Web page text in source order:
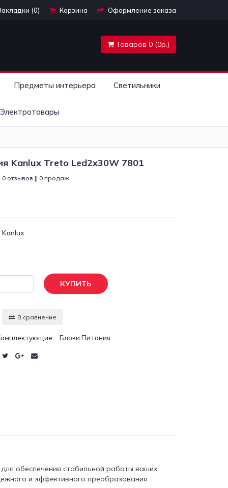
(0) Корзина Оформление заказа
Товаров 0 (0р.)
Предметы интерьера Светильники
Электротовары
Kanlux Treto Led2x30W 7801
0 отзывов || 0 продаж
Kanlux
КУПИТЬ
В сравнение
Блоки Питания
обеспечения стабильной работы ваших
и эффективного преобразования